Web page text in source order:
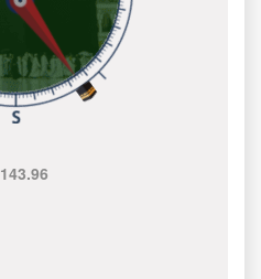
143.96